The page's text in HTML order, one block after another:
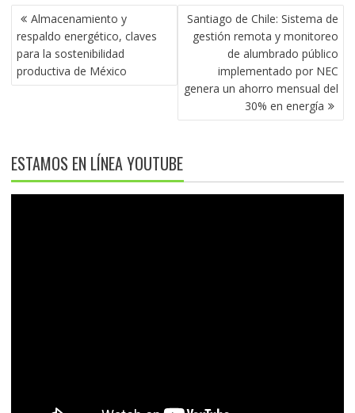
NAVEGACIÓN
DE
ENTRADAS
Almacenamiento y
respaldo energético, claves
para la sostenibilidad
productiva de México
Santiago de Chile: Sistema de
gestión remota y monitoreo
de alumbrado público
implementado por NEC
genera un ahorro mensual del
30% en energía
ESTAMOS EN LÍNEA YOUTUBE